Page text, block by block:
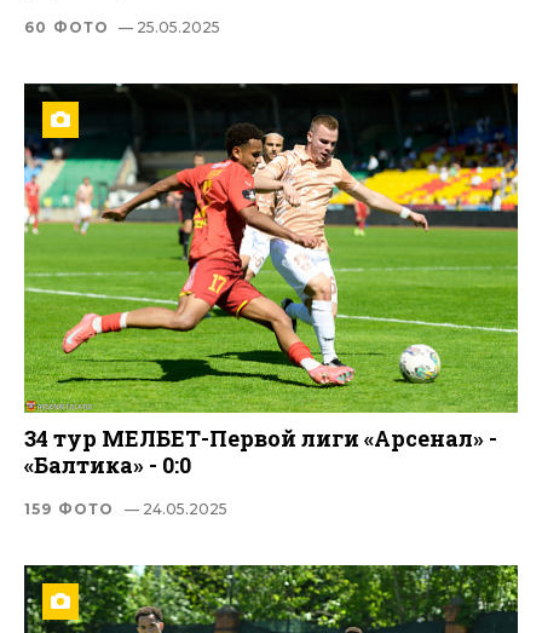
60 ФОТО — 25.05.2025
34 тур МЕЛБЕТ-Первой лиги «Арсенал» -
«Балтика» - 0:0
159 ФОТО — 24.05.2025